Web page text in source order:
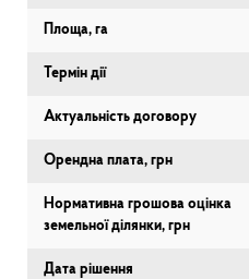
Площа, га
Термін дії
Актуальність договору
Орендна плата, грн
Нормативна грошова оцінка
земельної ділянки, грн
Дата рішення